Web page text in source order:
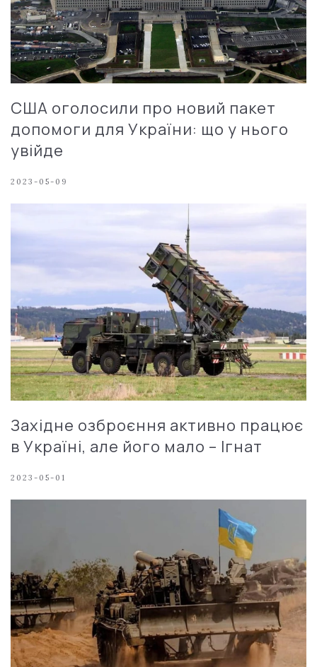
США оголосили про новий пакет
допомоги для України: що у нього
увійде
2023-05-09
Західне озброєння активно працює
в Україні, але його мало – Ігнат
2023-05-01